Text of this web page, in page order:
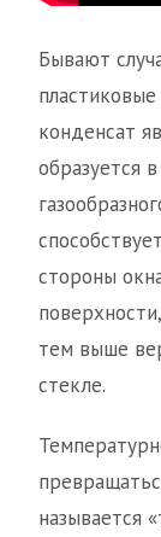
Бывают
конденсат
образуется
стороны
тем выше
стекле.
называется